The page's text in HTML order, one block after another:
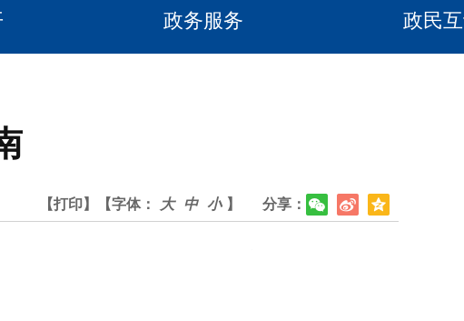
政务服务 政民
分享：
【打印】 【字体： 大 中 小 】